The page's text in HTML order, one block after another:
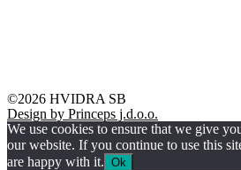
©2026 HVIDRA SB
Design by Princeps j.d.o.o.
We use cookies to ensure that we give
our website. If you continue to use this
are happy with it. Ok